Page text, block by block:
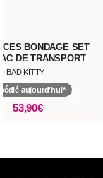
KIT POIRE
Expédié